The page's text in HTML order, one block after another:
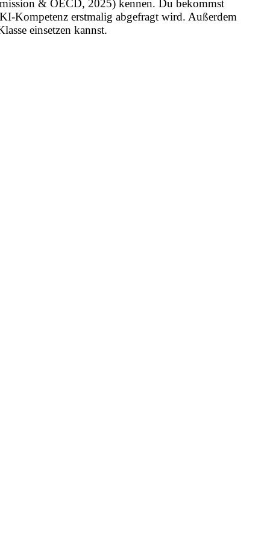
& OECD, 2025) kennen. Du bekommst
Kompetenz erstmalig abgefragt wird. Außerdem
einsetzen kannst.